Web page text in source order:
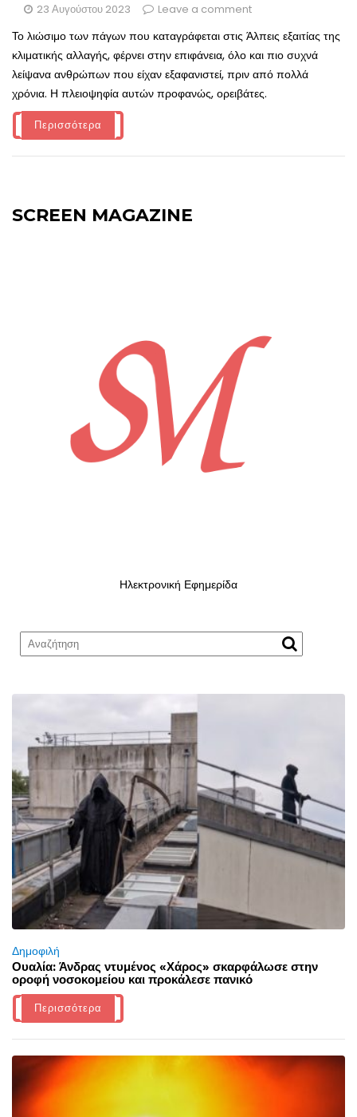
23 Αυγούστου 2023
Leave a comment
Το λιώσιμο των πάγων που καταγράφεται στις Άλπεις εξαιτίας της
κλιματικής αλλαγής, φέρνει στην επιφάνεια, όλο και πιο συχνά
λείψανα ανθρώπων που είχαν εξαφανιστεί, πριν από πολλά
χρόνια. Η πλειοψηφία αυτών προφανώς, ορειβάτες.
Περισσότερα
SCREEN MAGAZINE
Ηλεκτρονική Εφημερίδα
Δημοφιλή
Ουαλία: Άνδρας ντυμένος «Χάρος» σκαρφάλωσε στην
οροφή νοσοκομείου και προκάλεσε πανικό
Περισσότερα